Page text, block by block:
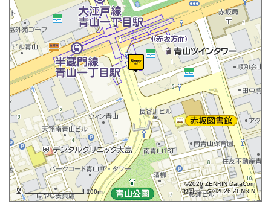
100m
©2026 ZENRIN DataCom
地図データ©2026 ZENRIN